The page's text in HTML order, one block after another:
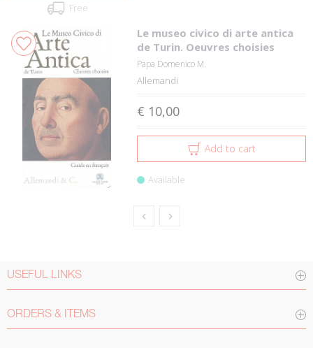
Free
Le museo civico di arte antica
de Turin. Oeuvres choisies
Papa Domenico M.
Allemandi
€ 10,00
Add to cart
Available
USEFUL LINKS
ORDERS & ITEMS